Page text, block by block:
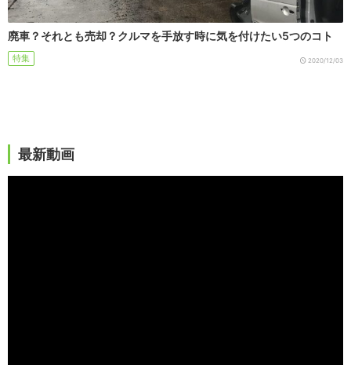
廃車？それとも売却？クルマを手放す時に気を付けたい5つのコト
特集 2020/12/03
最新動画